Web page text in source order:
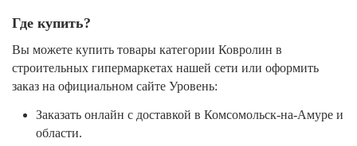
Где купить?
Вы можете купить товары категории Ковролин в
строительных гипермаркетах нашей сети или оформить
заказ на официальном сайте Уровень:
Заказать онлайн с доставкой в Комсомольск-на-Амуре и
области.